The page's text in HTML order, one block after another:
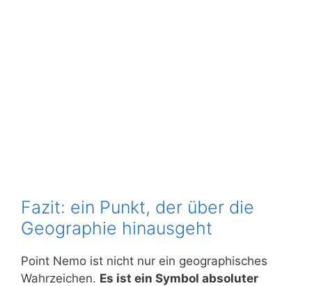
Fazit: ein Punkt, der über die
Geographie hinausgeht
Point Nemo ist nicht nur ein geographisches
Wahrzeichen. Es ist ein Symbol absoluter